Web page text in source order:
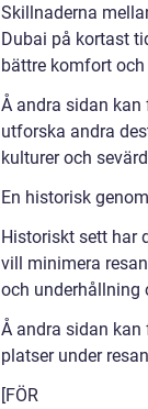
Skillnaderna
Dubai på kortast
bättre komfort
Å andra sidan
utforska andra
kulturer och
En historisk
Historiskt sett har
vill minimera
och underhållning
Å andra sidan
platser under
[FÖR